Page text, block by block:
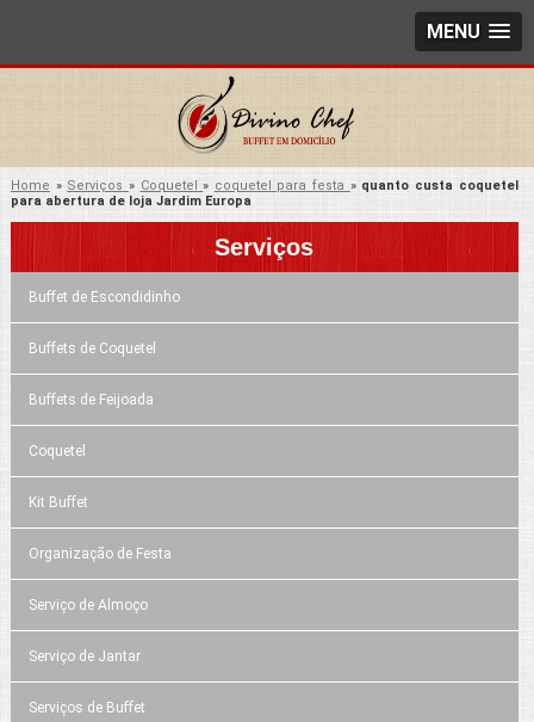
MENU
Home » Serviços » Coquetel» coquetel para festa » quanto custa coquetel
para abertura de loja Jardim Europa
Serviços
Buffet de Escondidinho
Buffets de Coquetel
Buffets de Feijoada
Coquetel
Kit Buffet
Organização de Festa
Serviço de Almoço
Serviço de Jantar
Serviços de Buffet